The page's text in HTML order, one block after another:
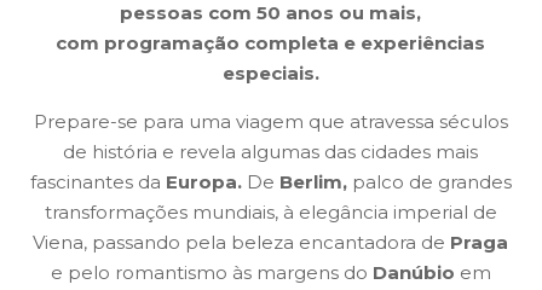
pessoas com 50 anos ou mais,
com programação completa e experiências
especiais.
Prepare-se para uma viagem que atravessa séculos
de história e revela algumas das cidades mais
fascinantes da Europa.De Berlim,palco de grandes
transformações mundiais, à elegância imperial de
Viena, passando pela beleza encantadora de Praga
e pelo romantismo às margens do Danúbio em